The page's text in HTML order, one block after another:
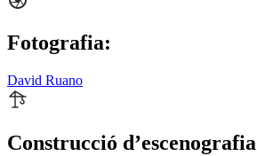
Fotografia:
David Ruano
Construcció d’escenografia